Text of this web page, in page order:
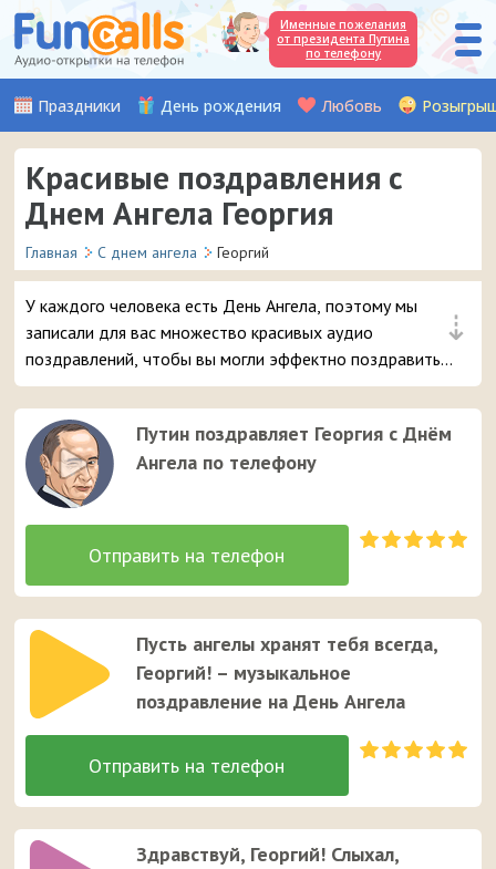
Именные пожелания
от президента Путина
по телефону
Праздники День рождения Любовь
Красивые поздравления с
Днем Ангела Георгия
Главная С днем ангела Георгий
⇣
У каждого человека есть День Ангела, поэтому мы
записали для вас множество красивых аудио
поздравлений, чтобы вы могли эффектно поздравить
вашего друга или знакомого с именем Георгий. Просто
выберите самое интересное поздравление с
именинами и отправьте его в 3 клика на мобильный
телефон адресата.
Путин поздравляет Георгия с Днём
Ангела по телефону
Пусть ангелы хранят тебя всегда,
Георгий! – музыкальное
поздравление на День Ангела
Здравствуй, Георгий! Слыхал,